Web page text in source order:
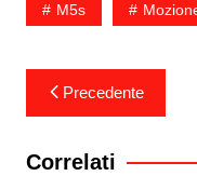
M5s
Navigazione
articoli
Precedente
Correlati